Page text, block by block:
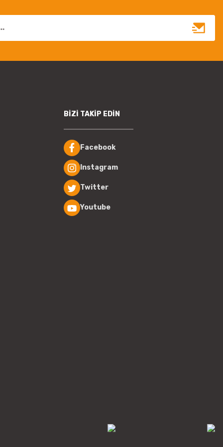
bulunuyor.
Ürün bilgilerinde
sitelerden daha
BİZİ TAKİP EDİN
Facebook
Instagram
Twitter
Youtube